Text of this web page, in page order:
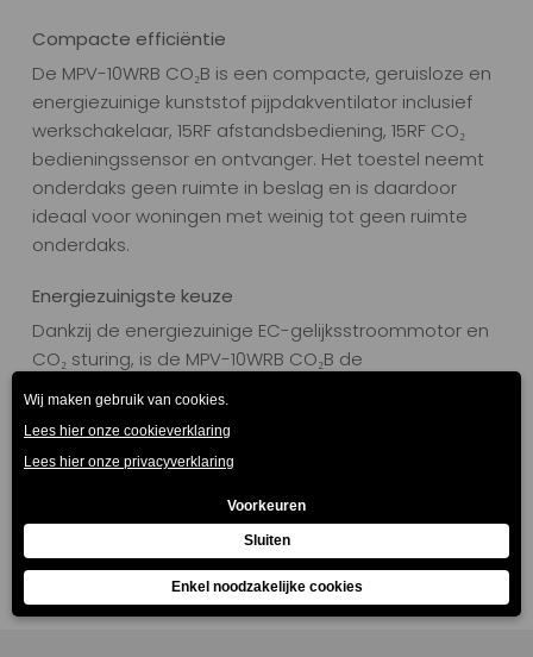
Compacte efficiëntie
De MPV-10WRB CO₂B is een compacte, geruisloze en
energiezuinige kunststof pijpdakventilator inclusief
werkschakelaar, 15RF afstandsbediening, 15RF CO₂
bedieningssensor en ontvanger. Het toestel neemt
onderdaks geen ruimte in beslag en is daardoor
ideaal voor woningen met weinig tot geen ruimte
onderdaks.
Energiezuinigste keuze
Dankzij de energiezuinige EC-gelijksstroommotor en
CO₂ sturing, is de MPV-10WRB CO₂B de
energiezuinigste keuze uit de MPV-10 reeks. Bij
toestel zelfs energielabel B.